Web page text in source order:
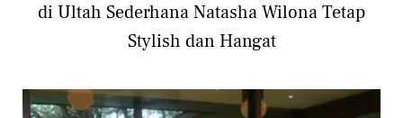
di Ultah Sederhana Natasha Wilona Tetap
Stylish dan Hangat